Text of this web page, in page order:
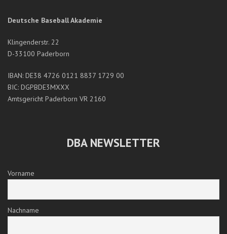
Deutsche Baseball Akademie
Klingenderstr. 22
D-33100 Paderborn
IBAN: DE38 4726 0121 8837 1729 00
BIC: DGPBDE3MXXX
Amtsgericht Paderborn VR 2160
DBA NEWSLETTER
Vorname
Nachname